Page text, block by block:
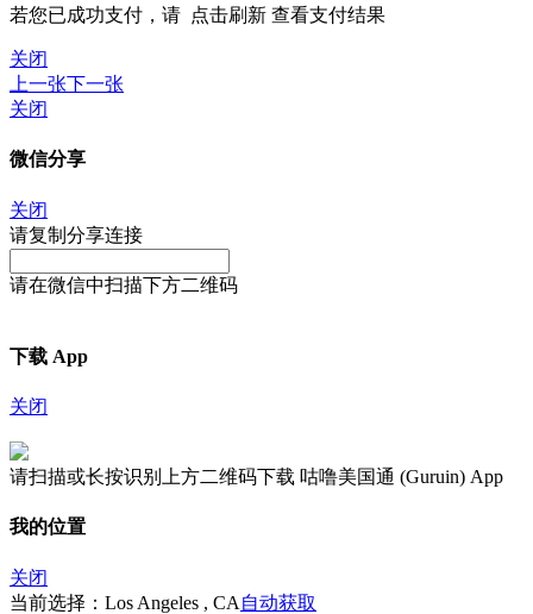
若您已成功支付，请 点击刷新 查看支付结果
关闭
上一张下一张
关闭
微信分享
关闭
请复制分享连接
请在微信中扫描下方二维码
下载 App
关闭
请扫描或长按识别上方二维码下载 咕噜美国通 (Guruin) App
我的位置
关闭
当前选择：Los Angeles , CA 自动获取